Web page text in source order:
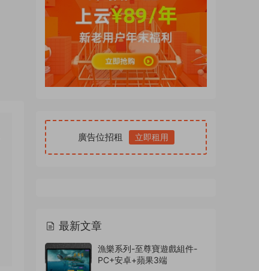
廣告位招租 立即租用
最新文章
漁樂系列-至尊寶遊戲組件-
PC+安卓+蘋果3端